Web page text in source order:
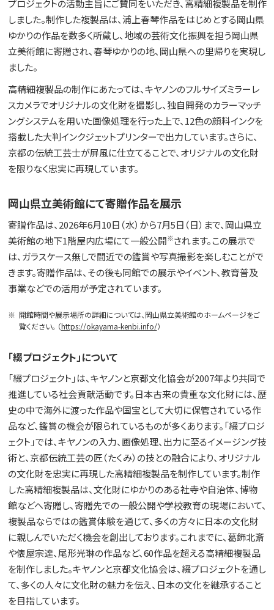
プロジェクトの活動主旨にご賛同をいただき、高精細複製品を制作
しました。制作した複製品は、浦上春琴作品をはじめとする岡山県
ゆかりの作品を数多く所蔵し、地域の芸術文化振興を担う岡山県
立美術館に寄贈され、春琴ゆかりの地、岡山県への里帰りを実現し
ました。
高精細複製品の制作にあたっては、キヤノンのフルサイズミラーレ
スカメラでオリジナルの文化財を撮影し、独自開発のカラーマッチ
ングシステムを用いた画像処理を行った上で、12色の顔料インクを
搭載した大判インクジェットプリンターで出力しています。さらに、
京都の伝統工芸士が屏風に仕立てることで、オリジナルの文化財
を限りなく忠実に再現しています。
岡山県立美術館にて寄贈作品を展示
寄贈作品は、2026年6月10日（水）から7月5日（日）まで、岡山県立
美術館の地下1階屋内広場にて一般公開※されます。この展示で
は、ガラスケース無しで間近での鑑賞や写真撮影を楽しむことがで
きます。寄贈作品は、その後も同館での展示やイベント、教育普及
事業などでの活用が予定されています。
※ 開館時間や展示場所の詳細については、岡山県立美術館のホームページをご
覧ください。 （https://okayama-kenbi.info/）
「綴プロジェクト」について
「綴プロジェクト」は、キヤノンと京都文化協会が2007年より共同で
推進している社会貢献活動です。日本古来の貴重な文化財には、歴
史の中で海外に渡った作品や国宝として大切に保管されている作
品など、鑑賞の機会が限られているものが多くあります。「綴プロジ
ェクト」では、キヤノンの入力、画像処理、出力に至るイメージング技
術と、京都伝統工芸の匠（たくみ）の技との融合により、オリジナル
の文化財を忠実に再現した高精細複製品を制作しています。制作
した高精細複製品は、文化財にゆかりのある社寺や自治体、博物
館などへ寄贈し、寄贈先での一般公開や学校教育の現場において、
複製品ならではの鑑賞体験を通じて、多くの方々に日本の文化財
に親しんでいただく機会を創出しております。これまでに、葛飾北斎
や俵屋宗達、尾形光琳の作品など、60作品を超える高精細複製品
を制作しました。キヤノンと京都文化協会は、綴プロジェクトを通し
て、多くの人々に文化財の魅力を伝え、日本の文化を継承すること
を目指しています。